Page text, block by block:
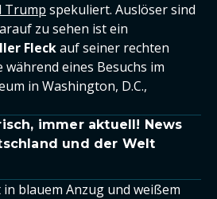
Trump spekuliert. Auslöser sind
zu sehen ist ein
Fleckauf seiner rechten
während eines Besuchs im
in Washington, D.C.,
immer aktuell! News
und der Welt
blauem Anzug und weißem